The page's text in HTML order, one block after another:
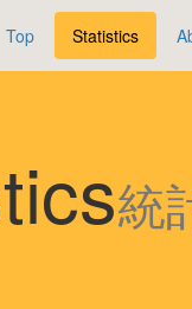
Top Statistics
統